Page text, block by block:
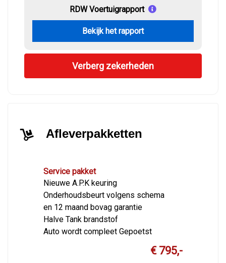
RDW Voertuigrapport
Bekijk het rapport
Verberg zekerheden
Afleverpakketten
Service pakket
Nieuwe A.P.K keuring
Onderhoudsbeurt volgens schema
en 12 maand bovag garantie
Halve Tank brandstof
Auto wordt compleet Gepoetst
€ 795,-